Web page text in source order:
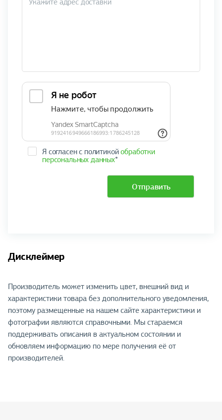
Я согласен с политикойобработки
персональных данных*
Отправить
Дисклеймер
Производитель может изменить цвет, внешний вид и
характеристики товара без дополнительного уведомления,
поэтому размещенные на нашем сайте характеристики и
фотографии являются справочными. Мы стараемся
поддерживать описания в актуальном состоянии и
обновляем информацию по мере получения её от
производителей.